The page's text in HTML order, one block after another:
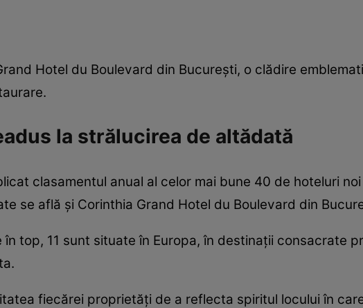
Hotel du Boulevard din București, o clădire
la strălucirea de altădată
clasamentul anual al celor mai bune 40 de hoteluri
se află și Corinthia Grand Hotel du Boulevard din
top, 11 sunt situate în Europa, în destinații consacrate
fiecărei proprietăți de a reflecta spiritul locului în